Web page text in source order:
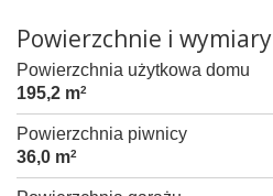
Powierzchnie i wymiary
Powierzchnia użytkowa domu
195,2 m2
Powierzchnia piwnicy
36,0 m2